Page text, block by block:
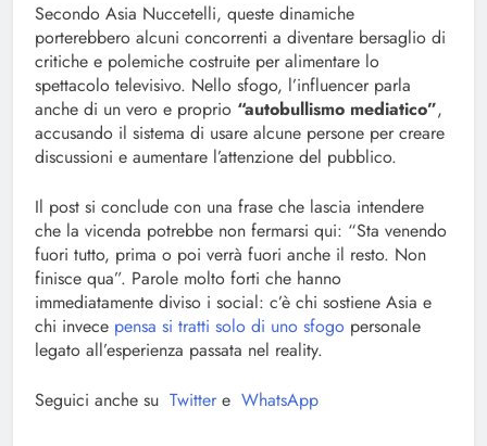
Secondo Asia Nuccetelli, queste dinamiche
porterebbero alcuni concorrenti a diventare bersaglio di
critiche e polemiche costruite per alimentare lo
spettacolo televisivo. Nello sfogo, l’influencer parla
anche di un vero e proprio “autobullismo mediatico”,
accusando il sistema di usare alcune persone per creare
discussioni e aumentare l’attenzione del pubblico.
Il post si conclude con una frase che lascia intendere
che la vicenda potrebbe non fermarsi qui: “Sta venendo
fuori tutto, prima o poi verrà fuori anche il resto. Non
finisce qua”. Parole molto forti che hanno
immediatamente diviso i social: c’è chi sostiene Asia e
chi invece pensa si tratti solo di uno sfogo personale
legato all’esperienza passata nel reality.
Seguici anche su Twitter e WhatsApp